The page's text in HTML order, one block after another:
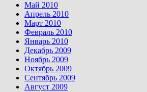
Май 2010
Апрель 2010
Март 2010
Февраль 2010
Январь 2010
Декабрь 2009
Ноябрь 2009
Октябрь 2009
Сентябрь 2009
Август 2009